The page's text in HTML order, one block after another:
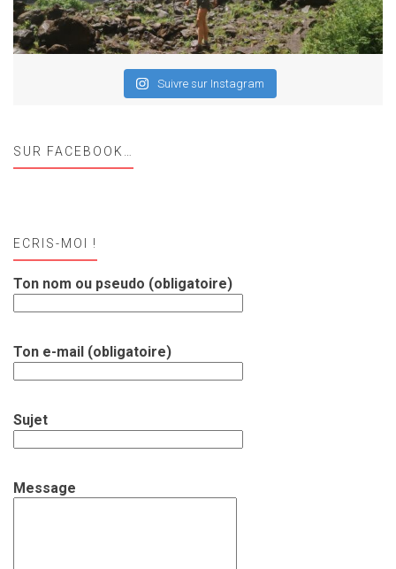
Suivre sur Instagram
SUR FACEBOOK…
ECRIS-MOI !
Ton nom ou pseudo (obligatoire)
Ton e-mail (obligatoire)
Sujet
Message